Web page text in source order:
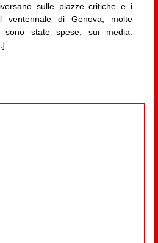
sulle piazze critiche e i
ventennale di Genova, molte
sono state spese, sui media.